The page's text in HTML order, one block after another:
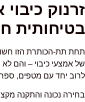
זרנוק
בטיחותית
תחת תת-הכותרת הזו
של אמצעי כיבוי – והם
לרוב יחד עם מטפים,
בחירה נכונה והתקנה